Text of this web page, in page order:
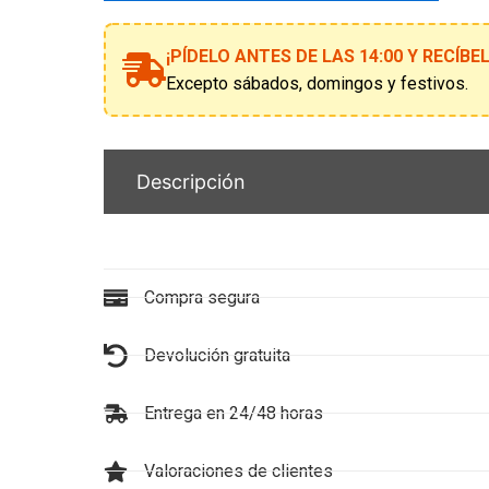
la
lista
de
espera
¡PÍDELO ANTES DE LAS 14:00 Y
Excepto sábados, domingos y festivos.
Descripción
Compra segura
Devolución gratuita
Entrega en 24/48 horas
Valoraciones de clientes